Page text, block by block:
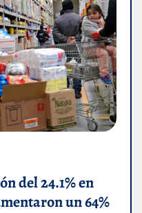
del 24.1% en
un 64%